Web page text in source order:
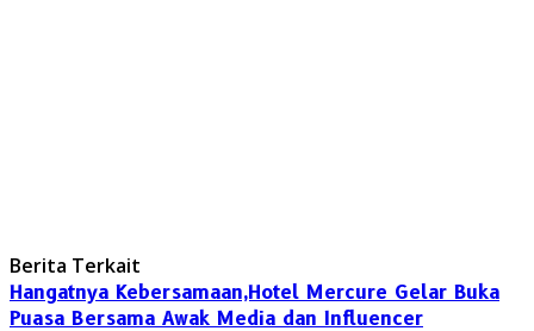
Berita Terkait
Hangatnya Kebersamaan,Hotel Mercure Gelar Buka
Puasa Bersama Awak Media dan Influencer